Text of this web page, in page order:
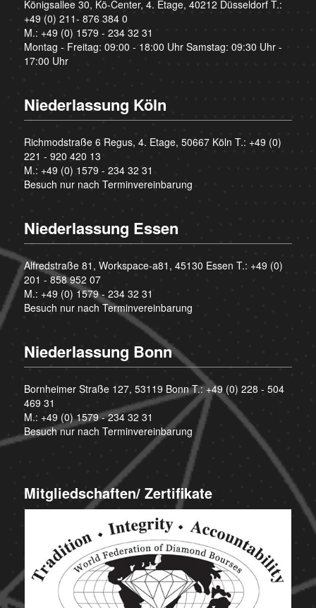
Königsallee 30, Kö-Center, 4. Etage, 40212 Düsseldorf T.:
+49 (0) 211- 876 384 0
M.: +49 (0) 1579 - 234 32 31
Montag - Freitag: 09:00 - 18:00 Uhr Samstag: 09:30 Uhr -
17:00 Uhr
Niederlassung Köln
Richmodstraße 6 Regus, 4. Etage, 50667 Köln T.: +49 (0)
221 - 920 420 13
M.: +49 (0) 1579 - 234 32 31
Besuch nur nach Terminvereinbarung
Niederlassung Essen
Alfredstraße 81, Workspace-a81, 45130 Essen T.: +49 (0)
201 - 858 952 07
M.: +49 (0) 1579 - 234 32 31
Besuch nur nach Terminvereinbarung
Niederlassung Bonn
Bornheimer Straße 127, 53119 Bonn T.:+49 (0) 228 - 504
469 31
M.: +49 (0) 1579 - 234 32 31
Besuch nur nach Terminvereinbarung
Mitgliedschaften/ Zertifikate